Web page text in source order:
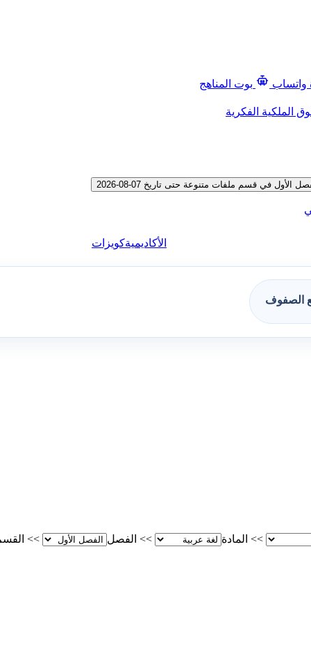
واتساب
بوت المناهج
الملكية الفكرية
في قسم ملفات متنوعة حتى تاريخ 07-08-2026
الأكاديميةكويزات
الصفوف
>> المادة >> الفصل >>